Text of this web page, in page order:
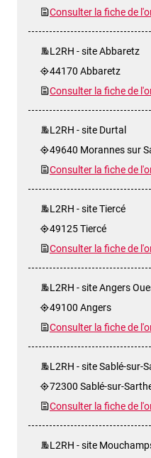
Consulter la fiche de
L2RH - site Abbaretz
44170 Abbaretz
Consulter la fiche de
L2RH - site Durtal
49640 Morannes sur
Consulter la fiche de
L2RH - site Tiercé
49125 Tiercé
Consulter la fiche de
L2RH - site Angers
49100 Angers
Consulter la fiche de
L2RH - site Sablé-sur-
72300 Sablé-sur-
Consulter la fiche de
L2RH - site